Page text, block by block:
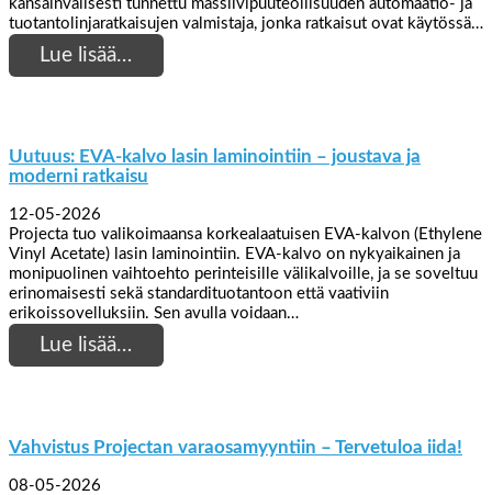
kansainvälisesti tunnettu massiivipuuteollisuuden automaatio- ja
tuotantolinjaratkaisujen valmistaja, jonka ratkaisut ovat käytössä…
Lue lisää…
Uutuus: EVA-kalvo lasin laminointiin – joustava ja
moderni ratkaisu
12-05-2026
Projecta tuo valikoimaansa korkealaatuisen EVA-kalvon (Ethylene
Vinyl Acetate) lasin laminointiin. EVA-kalvo on nykyaikainen ja
monipuolinen vaihtoehto perinteisille välikalvoille, ja se soveltuu
erinomaisesti sekä standardituotantoon että vaativiin
erikoissovelluksiin. Sen avulla voidaan…
Lue lisää…
Vahvistus Projectan varaosamyyntiin – Tervetuloa iida!
08-05-2026